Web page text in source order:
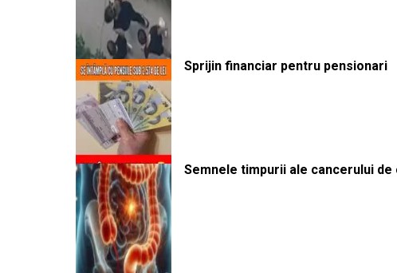
Sprijin financiar pentru pensionari
Semnele timpurii ale cancerului